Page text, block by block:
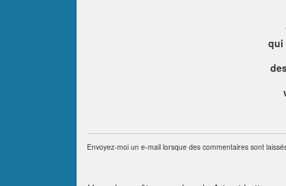
qui
Envoyez-moi un e-mail lorsque des commentaires sont